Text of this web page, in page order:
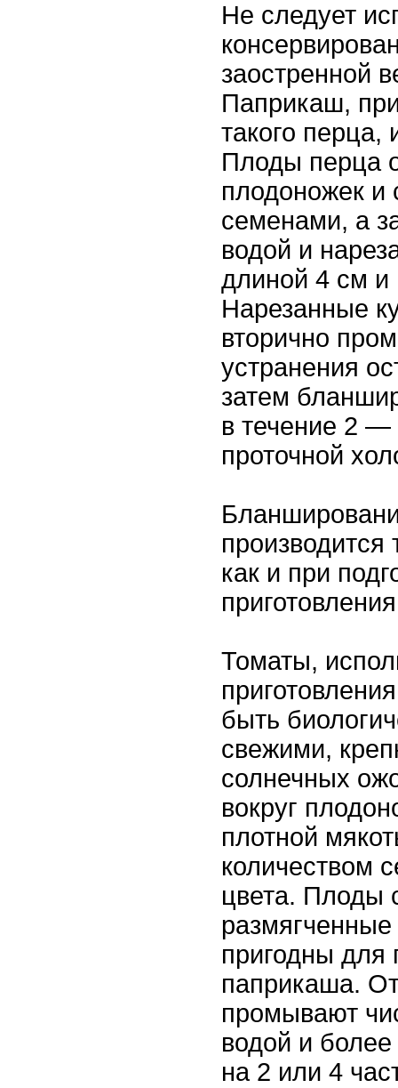
Не следует
заостренной
Паприкаш,
такого перца,
Плоды перца
плодоножек и
семенами, а
водой и
длиной 4 см
Нарезанные
вторично
устранения
затем
в течение 2
проточной
как и при
Томаты,
быть
свежими,
солнечных
вокруг
плотной
количеством
цвета. Плоды
пригодны для
паприкаша.
промывают
водой и
на 2 или 4